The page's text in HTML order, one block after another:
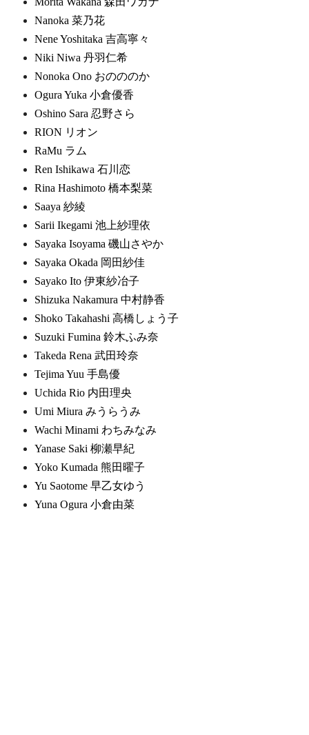
Nanoka 菜乃花
Nene Yoshitaka 吉高寧々
Niki Niwa 丹羽仁希
Nonoka Ono おのののか
Ogura Yuka 小倉優香
Oshino Sara 忍野さら
RION リオン
RaMu ラム
Ren Ishikawa 石川恋
Rina Hashimoto 橋本梨菜
Saaya 紗綾
Sarii Ikegami 池上紗理依
Sayaka Isoyama 磯山さやか
Sayaka Okada 岡田紗佳
Sayako Ito 伊東紗冶子
Shizuka Nakamura 中村静香
Shoko Takahashi 高橋しょう子
Suzuki Fumina 鈴木ふみ奈
Takeda Rena 武田玲奈
Tejima Yuu 手島優
Uchida Rio 内田理央
Umi Miura みうらうみ
Wachi Minami わちみなみ
Yanase Saki 柳瀬早紀
Yoko Kumada 熊田曜子
Yu Saotome 早乙女ゆう
Yuna Ogura 小倉由菜